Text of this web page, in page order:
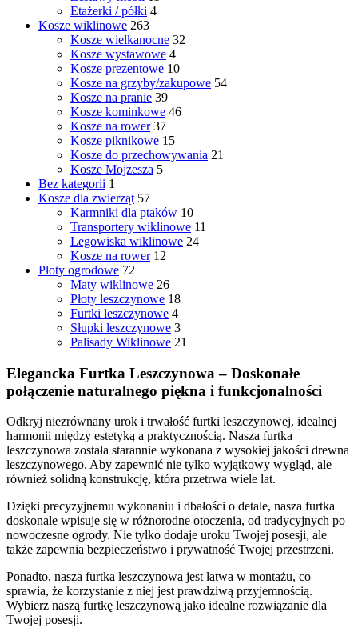
Etażerki / półki 4
Kosze wiklinowe 263
Kosze wielkanocne 32
Kosze wystawowe 4
Kosze prezentowe 10
Kosze na grzyby/zakupowe 54
Kosze na pranie 39
Kosze kominkowe 46
Kosze na rower 37
Kosze piknikowe 15
Kosze do przechowywania 21
Kosze Mojżesza 5
Bez kategorii 1
Kosze dla zwierząt 57
Karmniki dla ptaków 10
Transportery wiklinowe 11
Legowiska wiklinowe 24
Kosze na rower 12
Płoty ogrodowe 72
Maty wiklinowe 26
Płoty leszczynowe 18
Furtki leszczynowe 4
Słupki leszczynowe 3
Palisady Wiklinowe 21
Elegancka Furtka Leszczynowa – Doskonałe
połączenie naturalnego piękna i funkcjonalności
Odkryj niezrównany urok i trwałość furtki leszczynowej, idealnej
harmonii między estetyką a praktycznością. Nasza furtka
leszczynowa została starannie wykonana z wysokiej jakości drewna
leszczynowego. Aby zapewnić nie tylko wyjątkowy wygląd, ale
również solidną konstrukcję, która przetrwa wiele lat.
Dzięki precyzyjnemu wykonaniu i dbałości o detale, nasza furtka
doskonale wpisuje się w różnorodne otoczenia, od tradycyjnych po
nowoczesne ogrody. Nie tylko dodaje uroku Twojej posesji, ale
także zapewnia bezpieczeństwo i prywatność Twojej przestrzeni.
Ponadto, nasza furtka leszczynowa jest łatwa w montażu, co
sprawia, że korzystanie z niej jest prawdziwą przyjemnością.
Wybierz naszą furtkę leszczynową jako idealne rozwiązanie dla
Twojej posesji.